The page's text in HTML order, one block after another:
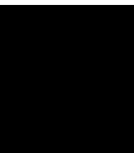
кратно